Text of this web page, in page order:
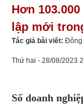
Hơn
lập mới
Tác giả bài viết: Đông
Thứ hai - 28/08/2023
Số doanh